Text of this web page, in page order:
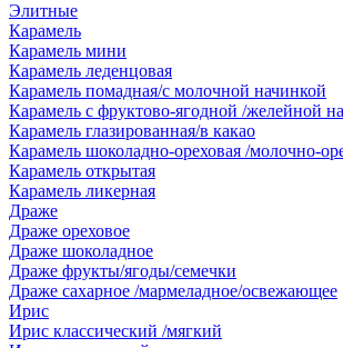
Элитные
Карамель
Карамель мини
Карамель леденцовая
Карамель помадная/с молочной начинкой
Карамель с фруктово-ягодной /желейной
Карамель глазированная/в какао
Карамель шоколадно-ореховая /молочно-
Карамель открытая
Карамель ликерная
Драже
Драже ореховое
Драже шоколадное
Драже фрукты/ягоды/семечки
Драже сахарное /мармеладное/освежающее
Ирис
Ирис классический /мягкий